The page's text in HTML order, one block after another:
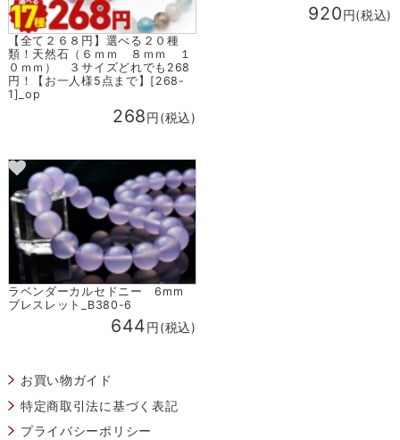
【全て２６８円】選べる２０種
類！天然石（６ｍｍ ８ｍｍ １
０ｍｍ） ３サイズどれでも268
円！【お一人様5点まで】[268-
1]_op
268円(税込)
920円(税込)
ラベンダーカルセドニー 6mm
ブレスレット_B380-6
644円(税込)
お買い物ガイド
特定商取引法に基づく表記
プライバシーポリシー